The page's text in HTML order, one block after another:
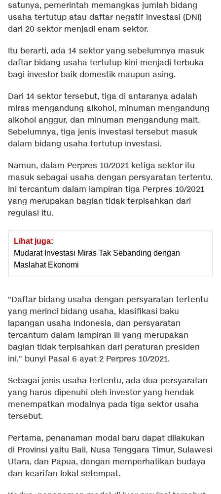
satunya, pemerintah memangkas jumlah bidang
usaha tertutup atau daftar negatif investasi (DNI)
dari 20 sektor menjadi enam sektor.
Itu berarti, ada 14 sektor yang sebelumnya masuk
daftar bidang usaha tertutup kini menjadi terbuka
bagi investor baik domestik maupun asing.
Dari 14 sektor tersebut, tiga di antaranya adalah
miras mengandung alkohol, minuman mengandung
alkohol anggur, dan minuman mengandung malt.
Sebelumnya, tiga jenis investasi tersebut masuk
dalam bidang usaha tertutup investasi.
Namun, dalam Perpres 10/2021 ketiga sektor itu
masuk sebagai usaha dengan persyaratan tertentu.
Ini tercantum dalam lampiran tiga Perpres 10/2021
yang merupakan bagian tidak terpisahkan dari
regulasi itu.
Lihat juga:
Mudarat Investasi Miras Tak Sebanding dengan
Maslahat Ekonomi
"Daftar bidang usaha dengan persyaratan tertentu
yang merinci bidang usaha, klasifikasi baku
lapangan usaha Indonesia, dan persyaratan
tercantum dalam lampiran III yang merupakan
bagian tidak terpisahkan dari peraturan presiden
ini," bunyi Pasal 6 ayat 2 Perpres 10/2021.
Sebagai jenis usaha tertentu, ada dua persyaratan
yang harus dipenuhi oleh investor yang hendak
menempatkan modalnya pada tiga sektor usaha
tersebut.
Pertama, penanaman modal baru dapat dilakukan
di Provinsi yaitu Bali, Nusa Tenggara Timur, Sulawesi
Utara, dan Papua, dengan memperhatikan budaya
dan kearifan lokal setempat.